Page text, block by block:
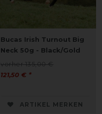
Bucas Irish Turnout Big
Neck 50g - Black/Gold
vorher 135,00 €
121,50 € *
ARTIKEL MERKEN